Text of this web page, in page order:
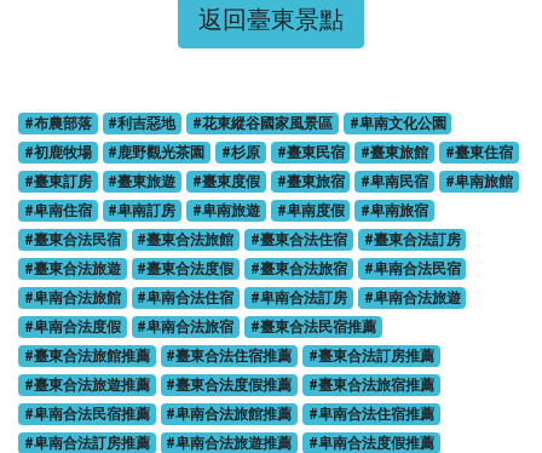
返回臺東景點
#布農部落 #利吉惡地 #花東縱谷國家風景區
#卑南文化公園
#初鹿牧場
#鹿野觀光茶園 #杉原 #臺東民宿 #臺東旅館
#臺東住宿
#臺東訂房
#臺東旅遊 #臺東度假 #臺東旅宿 #卑南民宿
#卑南旅館
#卑南住宿
#卑南訂房 #卑南旅遊 #卑南度假
#卑南旅宿
#臺東合法民宿
#臺東合法旅館 #臺東合法住宿
#臺東合法訂房
#臺東合法旅遊
#臺東合法度假 #臺東合法旅宿
#卑南合法民宿
#卑南合法旅館
#卑南合法住宿 #卑南合法訂房
#卑南合法旅遊
#卑南合法度假
#卑南合法旅宿
#臺東合法民宿推薦
#臺東合法旅館推薦
#臺東合法住宿推薦
#臺東合法訂房推薦
#臺東合法旅遊推薦
#臺東合法度假推薦
#臺東合法旅宿推薦
#卑南合法民宿推薦
#卑南合法旅館推薦
#卑南合法住宿推薦
#卑南合法訂房推薦
#卑南合法旅遊推薦
#卑南合法度假推薦